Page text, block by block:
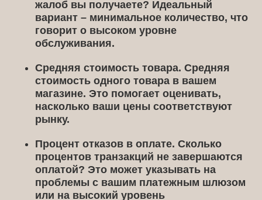
жалоб вы получаете? Идеальный
вариант – минимальное количество, что
говорит о высоком уровне
обслуживания.
Средняя стоимость товара. Средняя
стоимость одного товара в вашем
магазине. Это помогает оценивать,
насколько ваши цены соответствуют
рынку.
Процент отказов в оплате. Сколько
процентов транзакций не завершаются
оплатой? Это может указывать на
проблемы с вашим платежным шлюзом
или на высокий уровень